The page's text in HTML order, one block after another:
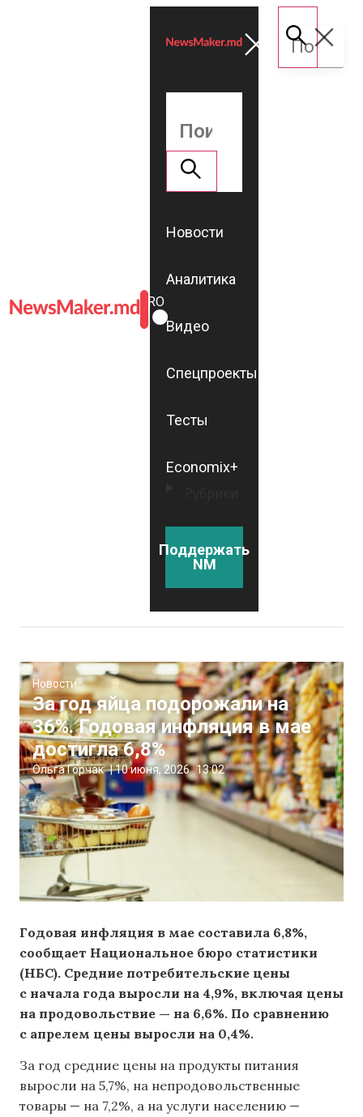
ROMÂNĂ
RU
Новости
Аналитика
Видео
Спецпроекты
Тесты
Economix+
Поддержать
NM
Новости
За год яйца подорожали на
36%. Годовая инфляция в мае
достигла 6,8%
Ольга Горчак |10 июня, 2026 13:02
Годовая инфляция в мае составила 6,8%,
сообщает Национальное бюро статистики
(НБС). Средние потребительские цены
с начала года выросли на 4,9%, включая цены
на продовольствие — на 6,6%. По сравнению
с апрелем цены выросли на 0,4%.
За год средние цены на продукты питания
выросли на 5,7%, на непродовольственные
товары — на 7,2%, а на услуги населению —